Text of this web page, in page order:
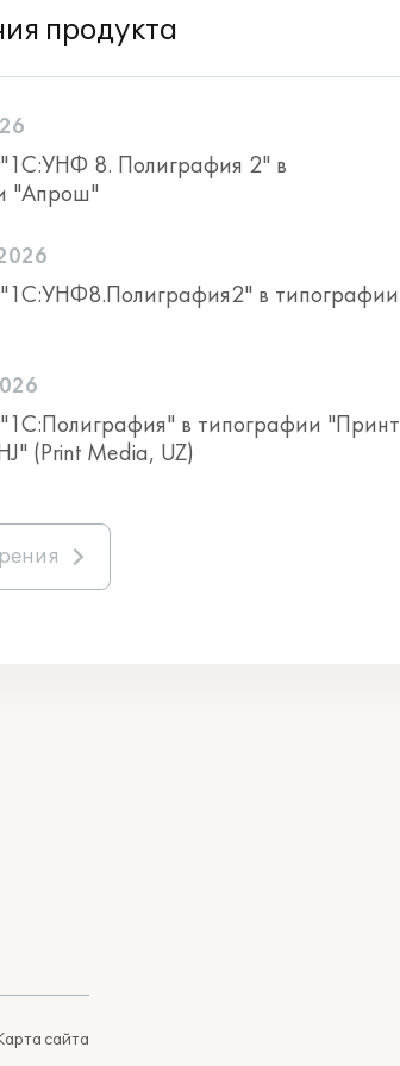
продукта
8. Полиграфия 2" в
"Апрош"
в типографии
в типографии "Принт
(Print Media, UZ)
сайта